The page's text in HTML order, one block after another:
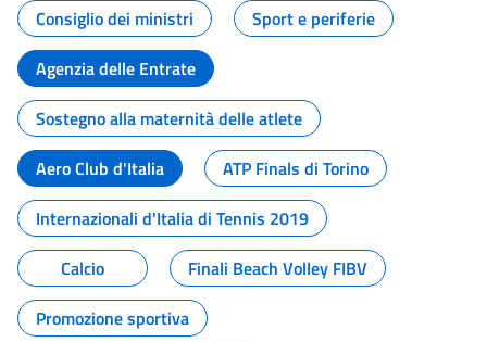
Consiglio dei ministri
Sport e periferie
Agenzia delle Entrate
Sostegno alla maternità delle atlete
Aero Club d'Italia
ATP Finals di Torino
Internazionali d'Italia di Tennis 2019
Calcio
Finali Beach Volley FIBV
Promozione sportiva